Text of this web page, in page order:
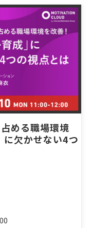
める職場環境
に欠かせない4つ